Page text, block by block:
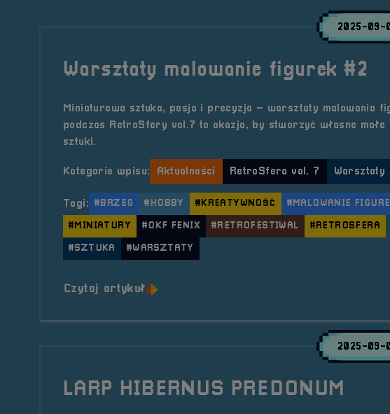
2025-09-
Warsztaty malowanie figurek #2
Miniaturowa sztuka, pasja i precyzja – warsztaty malowania
podczas RetroSfery vol.7 to okazja, by stworzyć własne małe
sztuki.
Kategorie wpisu: Aktualności RetroSfera vol. 7 Warsztaty
Tagi: #BRZEG #HOBBY #KREATYWNOŚĆ #MALOWANIE
#MINIATURY #OKF FENIX #RETROFESTIWAL #RETROSFERA
#SZTUKA #WARSZTATY
Czytaj artykuło tytule Warsztaty malowanie figurek #2
2025-09-
LARP HIBERNUS PREDONUM